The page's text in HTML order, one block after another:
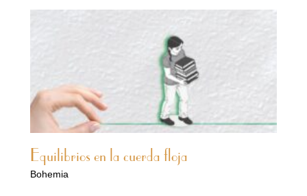
Equilibrios en la cuerda floja
Bohemia